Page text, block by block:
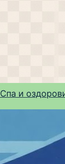
Спа и